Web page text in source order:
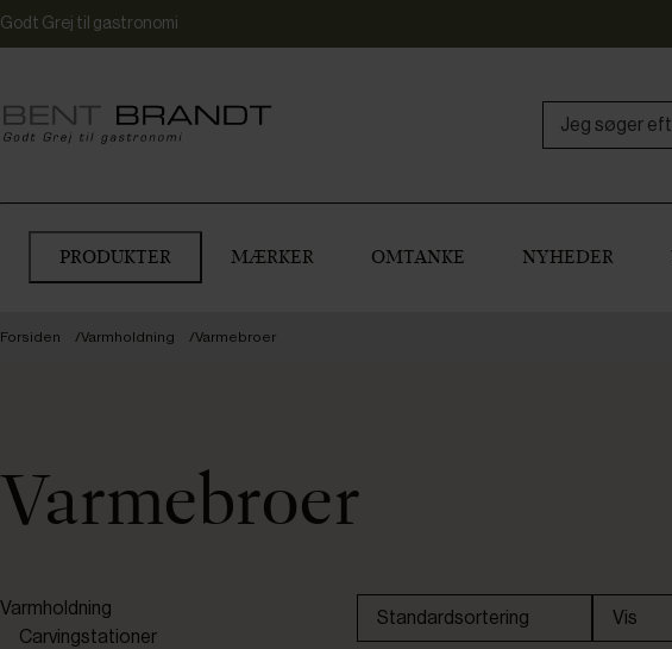
Godt Grej til gastronomi
PRODUKTER MÆRKER OMTANKE NYHEDER
Forsiden Varmholdning Varmebroer
Varmebroer
Varmholdning
Carvingstationer
Standardsortering Vis